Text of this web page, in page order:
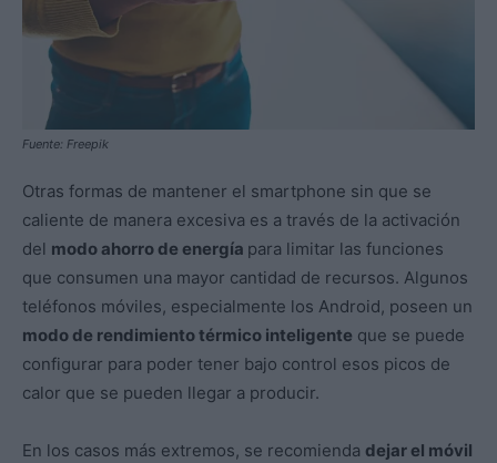
Fuente: Freepik
Otras formas de mantener el smartphone sin que se
caliente de manera excesiva es a través de la activación
del modo ahorro de energía para limitar las funciones
que consumen una mayor cantidad de recursos. Algunos
teléfonos móviles, especialmente los Android, poseen un
modo de rendimiento térmico inteligente que se puede
configurar para poder tener bajo control esos picos de
calor que se pueden llegar a producir.
En los casos más extremos, se recomienda dejar el móvil